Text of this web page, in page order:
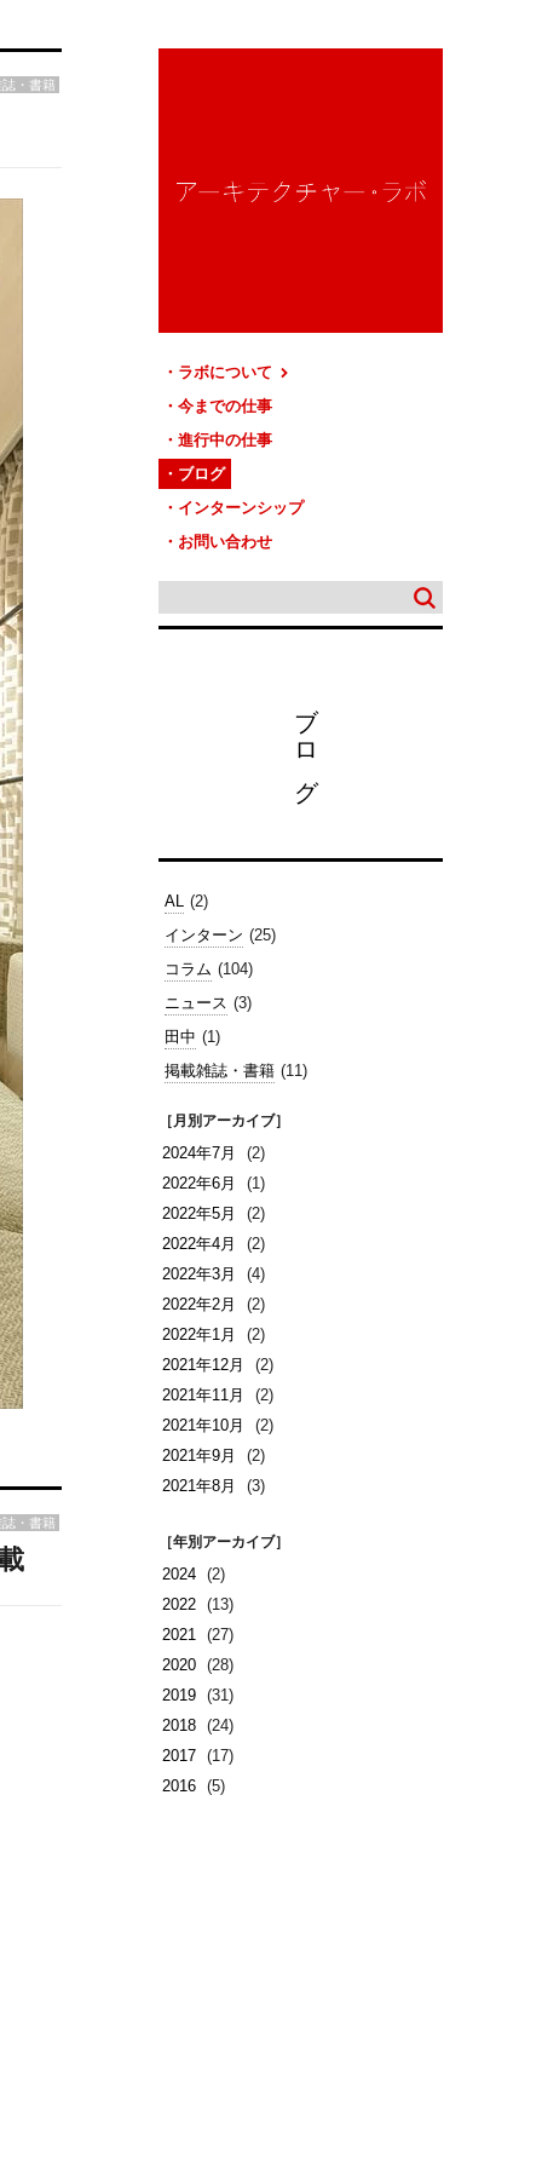
ラボについて
今までの仕事
進行中の仕事
ブログ
インターンシップ
お問い合わせ
ブログ
AL (2)
インターン (25)
コラム (104)
ニュース (3)
田中 (1)
掲載雑誌・書籍 (11)
［月別アーカイブ］
2024年7月
(2)
2022年6月
(1)
2022年5月
(2)
2022年4月
(2)
2022年3月
(4)
2022年2月
(2)
2022年1月
(2)
2021年12月
(2)
2021年11月
(2)
2021年10月
(2)
2021年9月
(2)
2021年8月
(3)
［年別アーカイブ］
2024 (2)
2022 (13)
2021 (27)
2020 (28)
2019 (31)
2018 (24)
2017 (17)
2016 (5)
・書籍
・書籍